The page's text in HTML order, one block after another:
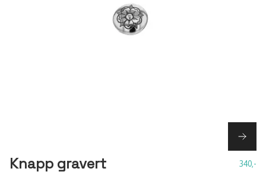
Knapp gravert 340,-